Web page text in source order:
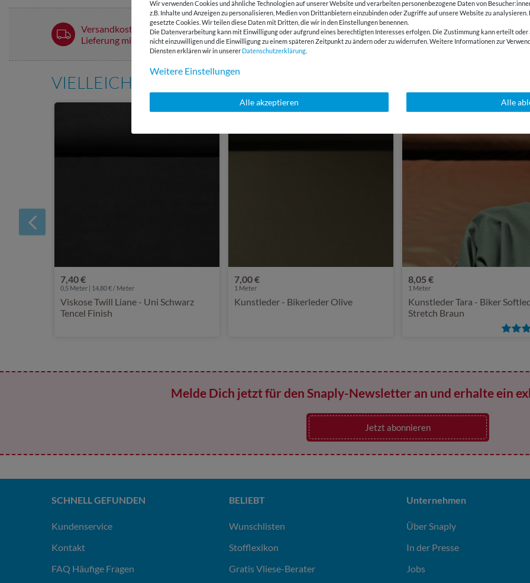
Versandkostenfrei ab 60 € -
Lieferung mit DHL
E-Mail Kundenservice
Antwort in 24h
Über 98% positive
Bewertungen
VIELLEICHT AUCH INTERESSANT
7,40 €
0,5 Meter | 14,80 € / Meter
Viskose Twill Liane - Uni Schwarz
Tencel Finish
7,00 €
1 Meter
Kunstleder - Bikerleder Olive
8,05 €
1 Meter
Kunstleder Tara - Biker
Stretch Braun
Melde Dich jetzt für den Snaply-Newsletter an und erhalte ein
Jetzt abonnieren
Wir verwenden Cookies und ähnliche Technologien auf unserer Website und verarbeiten personenbezogene Daten von
z.B. Inhalte und Anzeigen zu personalisieren, Medien von Drittanbietern einzubinden oder Zugriffe auf unsere Website zu
gesetzte Cookies. Wir teilen diese Daten mit Dritten, die wir in den Einstellungen benennen.
Die Datenverarbeitung kann mit Einwilligung oder aufgrund eines berechtigten Interesses erfolgen. Die Zustimmung kann erteilt oder
nicht einzuwilligen und die Einwilligung zu einem späteren Zeitpunkt zu ändern oder zu widerrufen. Weitere Informationen zur
Diensten erklären wir in unserer Daten­schutz­erklärung
Weitere Einstellungen
Alle akzeptieren Alle
SCHNELL GEFUNDEN
Kundenservice
Kontakt
FAQ Häufige Fragen
BELIEBT
Wunschlisten
Stofflexikon
Gratis Vliese-Berater
Unternehmen
Über Snaply
In der Presse
Jobs